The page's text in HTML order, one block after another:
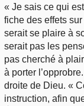
« Je sais ce qui
fiche des effets
serait se plaire à
serait pas les
pas cherché à
à porter
droite de Dieu. «
instruction, afin